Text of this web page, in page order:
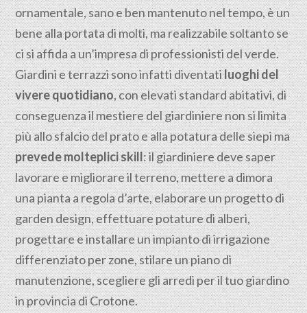
ornamentale, sano e ben mantenuto nel tempo, è un
bene alla portata di molti, ma realizzabile soltanto se
ci si affida a un’impresa di professionisti del verde.
Giardini e terrazzi sono infatti diventatiluoghi del
vivere quotidiano, con elevati standard abitativi, di
conseguenza il mestiere del giardiniere non si limita
più allo sfalcio del prato e alla potatura delle siepi ma
prevede molteplici skill: il giardiniere deve saper
lavorare e migliorare il terreno, mettere a dimora
una pianta a regola d’arte, elaborare un progetto di
garden design, effettuare potature di alberi,
progettare e installare un impianto di irrigazione
differenziato per zone, stilare un piano di
manutenzione, scegliere gli arredi per il tuo giardino
in provincia di Crotone.